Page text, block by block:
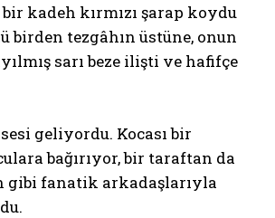
kadeh kırmızı şarap koydu
birden tezgâhın üstüne, onun
sarı beze ilişti ve hafifçe
geliyordu. Kocası bir
bağırıyor, bir taraftan da
gibi fanatik arkadaşlarıyla